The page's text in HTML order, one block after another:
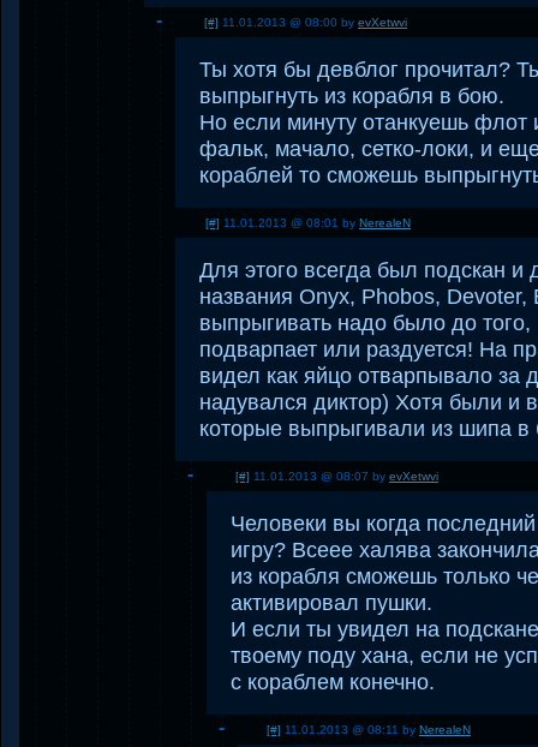
[#] 11.01.2013 @ 08:00 by evXetwvi
Ты хотя бы девблог прочитал?
выпрыгнуть из корабля в бою.
Но если минуту отанкуешь флот
фальк, мачало, сетко-локи, и
кораблей то сможешь
[#] 11.01.2013 @ 08:01 by NerealeN
Для этого всегда был подскан и
названия Onyx, Phobos,
выпрыгивать надо было до того,
подварпает или раздуется! На
видел как яйцо отварпывало за
надувался диктор) Хотя были и
которые выпрыгивали из шипа в
[#] 11.01.2013 @ 08:07 by evXetwvi
Человеки вы когда
игру? Всеее халява
из корабля сможешь только
активировал пушки.
И если ты увидел на
твоему поду хана, если не
с кораблем конечно.
[#] 11.01.2013 @ 08:11 by NerealeN